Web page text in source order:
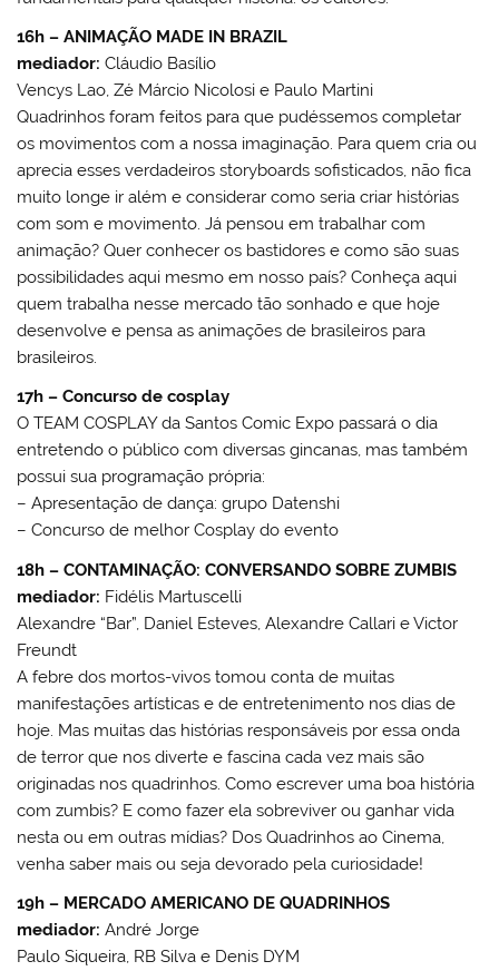
16h – ANIMAÇÃO MADE IN BRAZIL
mediador: Cláudio Basílio
Vencys Lao, Zé Márcio Nicolosi e Paulo Martini
Quadrinhos foram feitos para que pudéssemos completar
os movimentos com a nossa imaginação. Para quem cria ou
aprecia esses verdadeiros storyboards sofisticados, não fica
muito longe ir além e considerar como seria criar histórias
com som e movimento. Já pensou em trabalhar com
animação? Quer conhecer os bastidores e como são suas
possibilidades aqui mesmo em nosso país? Conheça aqui
quem trabalha nesse mercado tão sonhado e que hoje
desenvolve e pensa as animações de brasileiros para
brasileiros.
17h – Concurso de cosplay
O TEAM COSPLAY da Santos Comic Expo passará o dia
entretendo o público com diversas gincanas, mas também
possui sua programação própria:
– Apresentação de dança: grupo Datenshi
– Concurso de melhor Cosplay do evento
18h – CONTAMINAÇÃO: CONVERSANDO SOBRE ZUMBIS
mediador: Fidélis Martuscelli
Alexandre “Bar”, Daniel Esteves, Alexandre Callari e Victor
Freundt
A febre dos mortos-vivos tomou conta de muitas
manifestações artísticas e de entretenimento nos dias de
hoje. Mas muitas das histórias responsáveis por essa onda
de terror que nos diverte e fascina cada vez mais são
originadas nos quadrinhos. Como escrever uma boa história
com zumbis? E como fazer ela sobreviver ou ganhar vida
nesta ou em outras mídias? Dos Quadrinhos ao Cinema,
venha saber mais ou seja devorado pela curiosidade!
19h – MERCADO AMERICANO DE QUADRINHOS
mediador: André Jorge
Paulo Siqueira, RB Silva e Denis DYM